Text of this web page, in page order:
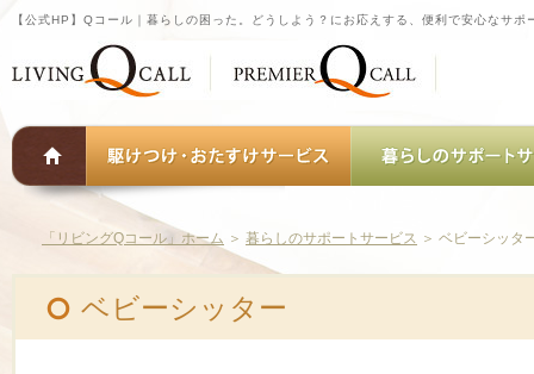
【公式HP】Qコール｜暮らしの困った。どうしよう？にお応えする、便利で安心なサポ
「リビングQコール」ホーム ＞ 暮らしのサポートサービス ＞ ベビーシッタ
ベビーシッター